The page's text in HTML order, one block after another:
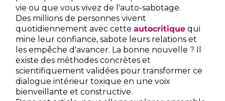
vie ou que vous vivez de l'auto-sabotage.
Des millions de personnes vivent
quotidiennement avec cette autocritique qui
mine leur confiance, sabote leurs relations et
les empêche d'avancer. La bonne nouvelle ? Il
existe des méthodes concrètes et
scientifiquement validées pour transformer ce
dialogue intérieur toxique en une voix
bienveillante et constructive.